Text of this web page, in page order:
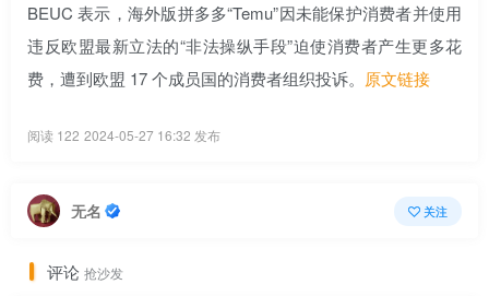
BEUC 表示，海外版拼多多“Temu”因未能保护消费者并使用
违反欧盟最新立法的“非法操纵手段”迫使消费者产生更多花
费，遭到欧盟 17 个成员国的消费者组织投诉。 原文链接
阅读 122 2024-05-27 16:32 发布
无名 关注
评论 抢沙发